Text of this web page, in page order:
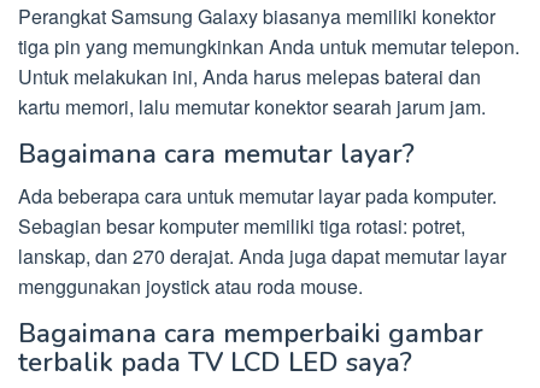
Perangkat Samsung Galaxy biasanya memiliki konektor
tiga pin yang memungkinkan Anda untuk memutar telepon.
Untuk melakukan ini, Anda harus melepas baterai dan
kartu memori, lalu memutar konektor searah jarum jam.
Bagaimana cara memutar layar?
Ada beberapa cara untuk memutar layar pada komputer.
Sebagian besar komputer memiliki tiga rotasi: potret,
lanskap, dan 270 derajat. Anda juga dapat memutar layar
menggunakan joystick atau roda mouse.
Bagaimana cara memperbaiki gambar
terbalik pada TV LCD LED saya?